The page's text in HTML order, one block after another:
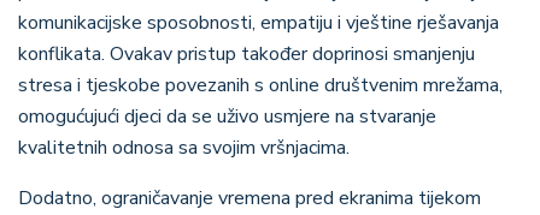
komunikacijske sposobnosti, empatiju i vještine rješavanja
konflikata. Ovakav pristup također doprinosi smanjenju
stresa i tjeskobe povezanih s online društvenim mrežama,
omogućujući djeci da se uživo usmjere na stvaranje
kvalitetnih odnosa sa svojim vršnjacima.
Dodatno, ograničavanje vremena pred ekranima tijekom